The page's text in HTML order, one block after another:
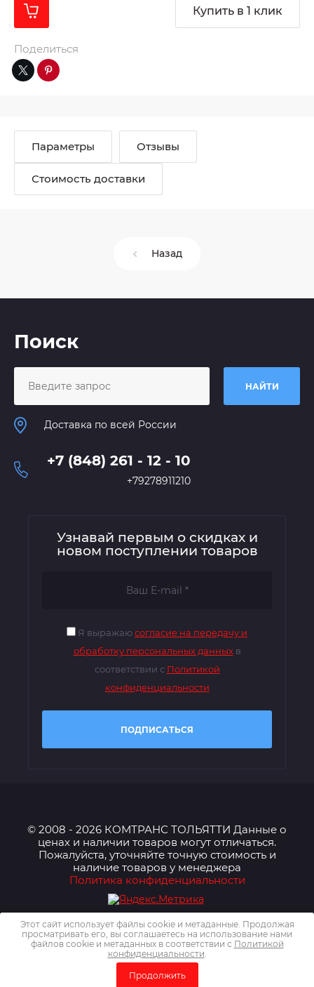
Купить в 1 клик
Поделиться
Параметры Отзывы
Стоимость доставки
Назад
Поиск
НАЙТИ
+7 (848) 261 - 12 - 10
+79278911210
Доставка по всей России
Узнавай первым о скидках и
новом поступлении товаров
Я выражаюсогласие на передачу и
обработку персональных данныхв
соответствии с Политикой
конфиденциальности
ПОДПИСАТЬСЯ
© 2008 - 2026 КОМТРАНС ТОЛЬЯТТИ Данные о
ценах и наличии товаров могут отличаться.
Пожалуйста, уточняйте точную стоимость и
наличие товаров у менеджера
Политика конфиденциальности
Megagroup.ru
Этот сайт использует файлы cookie и метаданные. Продолжая
просматривать его, вы соглашаетесь на использование нами
файлов cookie и метаданных в соответствии с Политикой
конфиденциальности.
Продолжить